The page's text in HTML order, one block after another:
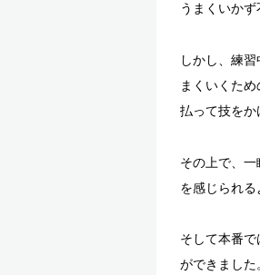
うまくいかず
しかし、練
まくいくた
払って技をか
その上で、
を感じられる
そして本番
ができました